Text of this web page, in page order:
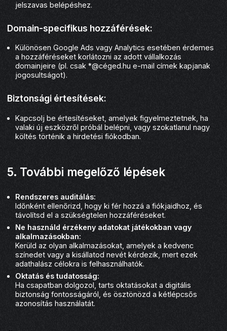
jelszavas belépéshez.
Domain-specifikus hozzáférések:
Különösen Google Ads vagy Analytics esetében érdemes
a hozzáféréseket korlátozni az adott vállalkozás
domainjeire (pl. csak *@céged.hu e-mail címek kapjanak
jogosultságot).
Biztonsági értesítések:
Kapcsolj be értesítéseket, amelyek figyelmeztetnek, ha
valaki új eszközről próbál belépni, vagy szokatlanul nagy
költés történik a hirdetési fiókodban.
5. További megelőző lépések
Rendszeres auditálás:
Időnként ellenőrizd, hogy ki fér hozzá a fiókjaidhoz, és
távolítsd el a szükségtelen hozzáféréseket.
Ne használd érzékeny adatokat játékokban vagy
alkalmazásokban:
Kerüld az olyan alkalmazásokat, amelyek a kedvenc
színedet vagy a kisállatod nevét kérdezik, mert ezek
adathalász célokra is felhasználhatók.
Oktatás és tudatosság:
Ha csapatban dolgozol, tarts oktatásokat a digitális
biztonság fontosságáról, és ösztönözd a kétlépcsős
azonosítás használatát.